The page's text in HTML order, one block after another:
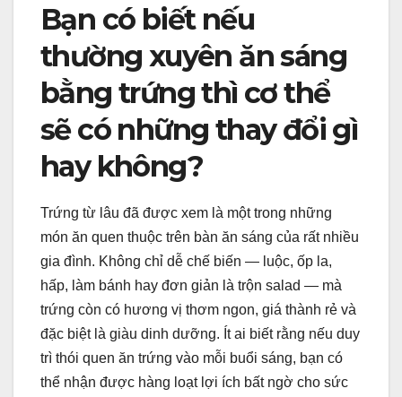
Bạn có biết nếu
thường xuyên ăn sáng
bằng trứng thì cơ thể
sẽ có những thay đổi gì
hay không?
Trứng từ lâu đã được xem là một trong những
món ăn quen thuộc trên bàn ăn sáng của rất nhiều
gia đình. Không chỉ dễ chế biến — luộc, ốp la,
hấp, làm bánh hay đơn giản là trộn salad — mà
trứng còn có hương vị thơm ngon, giá thành rẻ và
đặc biệt là giàu dinh dưỡng. Ít ai biết rằng nếu duy
trì thói quen ăn trứng vào mỗi buổi sáng, bạn có
thể nhận được hàng loạt lợi ích bất ngờ cho sức